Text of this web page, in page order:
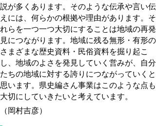
説が多くあります。そのような伝承や言い伝
えには、何らかの根拠や理由があります。そ
れらを一つ一つ大切にすることは地域の再発
見につながります。地域に残る無形・有形の
さまざまな歴史資料・民俗資料を掘り起こ
し、地域のよさを発見していく営みが、自分
たちの地域に対する誇りにつながっていくと
思います。県史編さん事業はこのような点も
大切にしていきたいと考えています。
（岡村吉彦）